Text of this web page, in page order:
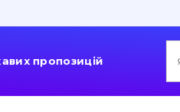
пропозицій